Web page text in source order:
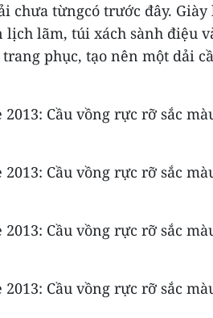
chưa từngcó trước đây.
lãm, túi xách sành điệu
phục, tạo nên một dải